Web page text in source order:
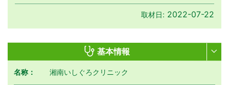
取材日: 2022-07-22
基本情報
名称： 湘南いしぐろクリニック